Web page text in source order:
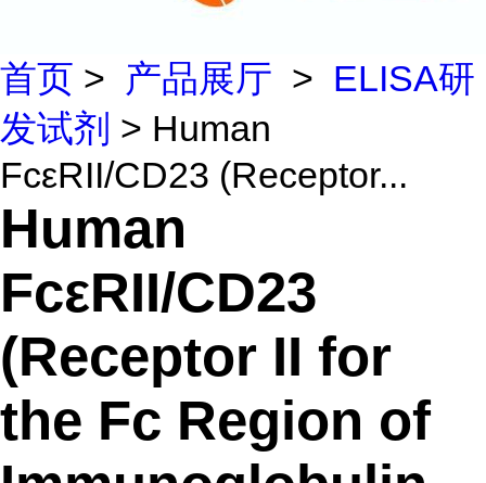
首页 > 产品展厅 > ELISA研
发试剂 > Human
FcεRII/CD23 (Receptor...
Human
FcεRII/CD23
(Receptor II for
the Fc Region of